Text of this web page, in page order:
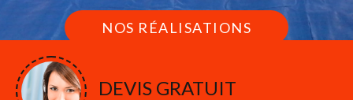
NOS RÉALISATIONS
DEVIS GRATUIT